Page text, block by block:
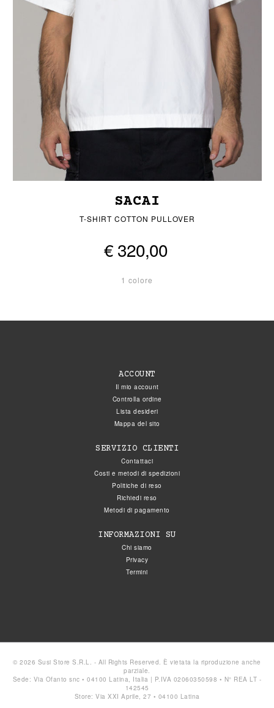
SACAI
T-SHIRT COTTON PULLOVER
€ 320,00
1 colore
ACCOUNT
Il mio account
Controlla ordine
Lista desideri
Mappa del sito
SERVIZIO CLIENTI
Contattaci
Costi e metodi di spedizioni
Politiche di reso
Richiedi reso
Metodi di pagamento
INFORMAZIONI SU
Chi siamo
Privacy
Termini
© 2026 Susi Store S.R.L. - All Rights Reserved. È vietata la riproduzione anche
parziale.
Sede: Via Ofanto snc • 04100 Latina, Italia | P.IVA 02060350598 • N° REA LT -
142545
Store: Via XXI Aprile, 27 • 04100 Latina